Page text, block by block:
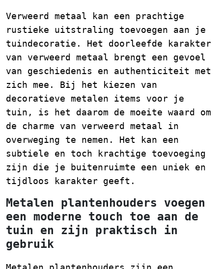
Verweerd metaal kan een prachtige
rustieke uitstraling toevoegen aan je
tuindecoratie. Het doorleefde karakter
van verweerd metaal brengt een gevoel
van geschiedenis en authenticiteit met
zich mee. Bij het kiezen van
decoratieve metalen items voor je
tuin, is het daarom de moeite waard om
de charme van verweerd metaal in
overweging te nemen. Het kan een
subtiele en toch krachtige toevoeging
zijn die je buitenruimte een uniek en
tijdloos karakter geeft.
Metalen plantenhouders voegen
een moderne touch toe aan de
tuin en zijn praktisch in
gebruik